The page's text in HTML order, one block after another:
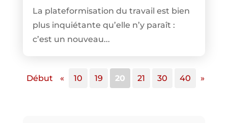
La plateformisation du travail est bien
plus inquiétante qu’elle n’y paraît :
c’est un nouveau...
Début « 10 19 20 21 30 40 »